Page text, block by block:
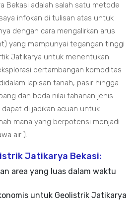
Bekasi adalah salah satu metode
infokan di tulisan atas untuk
dengan cara mengalirkan arus
yang mempunyai tegangan tinggi
Jatikarya untuk menentukan
pertambangan komoditas
lapisan tanah, pasir hingga
dan beda nilai tahanan jenis
di jadikan acuan untuk
mana yang berpotensi menjadi
air ).
Jatikarya Bekasi:
area yang luas dalam waktu
untuk Geolistrik Jatikarya